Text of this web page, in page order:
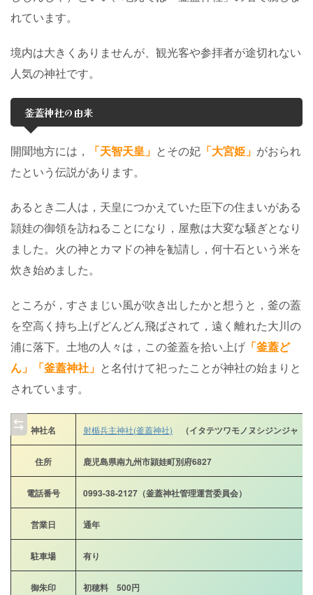
れています。
境内は大きくありませんが、観光客や参拝者が途切れない
人気の神社です。
釜蓋神社の由来
開聞地方には， 「天智天皇」 とその妃 「大宮姫」 がおられ
たという伝説があります。
あるとき二人は，天皇につかえていた臣下の住まいがある
頴娃の御領を訪ねることになり，屋敷は大変な騒ぎとなり
ました。火の神とカマドの神を勧請し，何十石という米を
炊き始めました。
ところが，すさまじい風が吹き出したかと想うと，釜の蓋
を空高く持ち上げどんどん飛ばされて，遠く離れた大川の
浦に落下。土地の人々は，この釜蓋を拾い上げ 「釜蓋ど
ん」「釜蓋神社」 と名付けて祀ったことが神社の始まりと
されています。
神社名 射楯兵主神社(釜蓋神社) （イタテツワモノヌシジンジャ（
住所 鹿児島県南九州市頴娃町別府6827
電話番号 0993-38-2127（釜蓋神社管理運営委員会）
営業日 通年
駐車場 有り
御朱印 初穂料 500円